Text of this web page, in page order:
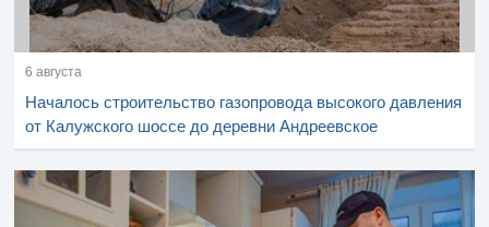
6 августа
Началось строительство газопровода высокого давления
от Калужского шоссе до деревни Андреевское